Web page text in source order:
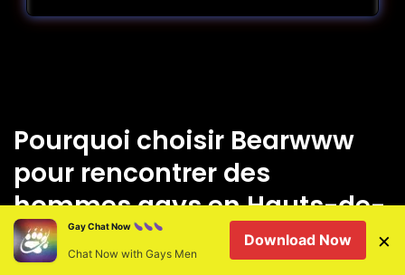
Pourquoi choisir Bearwww
pour rencontrer des
hommes gays en Hauts-de-
France ?
Gay Chat Now
Chat Now with Gays Men
Download Now ×